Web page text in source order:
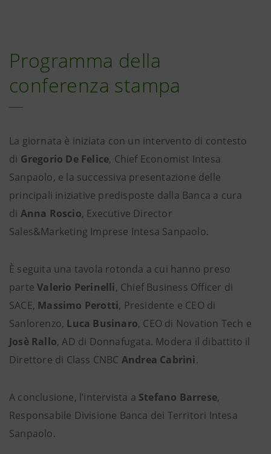
Programma della
conferenza stampa
La giornata è iniziata con un intervento di contesto
di Gregorio De Felice, Chief Economist Intesa
Sanpaolo, e la successiva presentazione delle
principali iniziative predisposte dalla Banca a cura
di Anna Roscio, Executive Director
Sales&Marketing Imprese Intesa Sanpaolo.
È seguita una tavola rotonda a cui hanno preso
parteValerio Perinelli, Chief Business Officer di
SACE, Massimo Perotti, Presidente e CEO di
Sanlorenzo, Luca Businaro, CEO di Novation Tech e
Josè Rallo, AD di Donnafugata. Modera il dibattito il
Direttore di Class CNBC Andrea Cabrini.
A conclusione, l’intervista a Stefano Barrese,
Responsabile Divisione Banca dei Territori Intesa
Sanpaolo.